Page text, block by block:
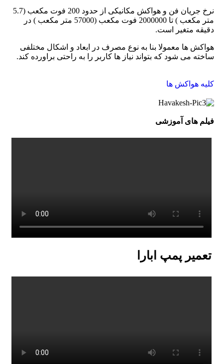
نرخ جریان فن و هواکش مکانیکی از حدود 200 فوت مکعب (5.7
متر مکعب ) تا 2000000 فوت مکعب (57000 متر مکعب ) در
دقیقه متغیر است.
هواکش ها معمولا بنا به نوع مصرف در ابعاد و اشکال مختلفی
ساخته می شود که بتواند نیاز ها کاربر را به راحتی براورده کند.
کلیه هواکش ها
فیلم های آموزشی
تعمیر پمپ ابارا